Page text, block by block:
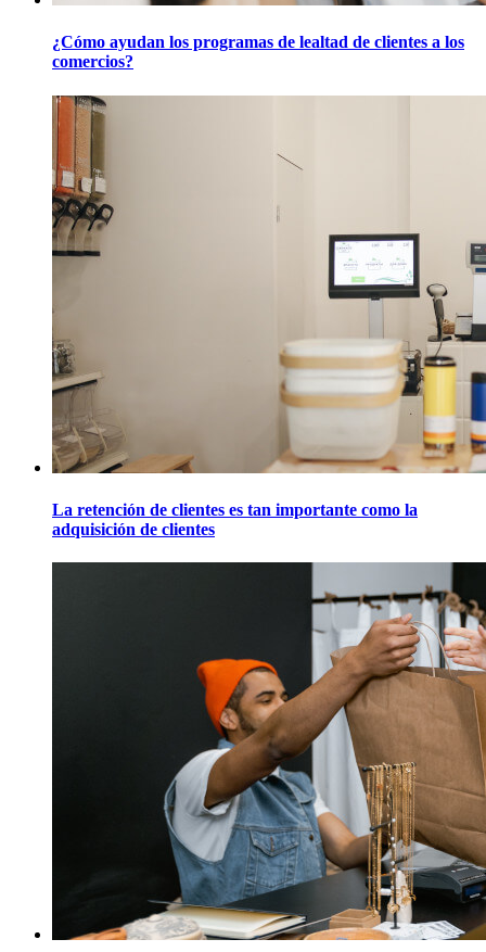
¿Cómo ayudan los programas de lealtad de clientes a los
comercios?
La retención de clientes es tan importante como la
adquisición de clientes